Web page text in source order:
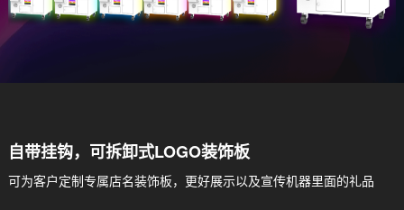
自带挂钩，可拆卸式LOGO装饰板
可为客户定制专属店名装饰板，更好展示以及宣传机器里面的礼品